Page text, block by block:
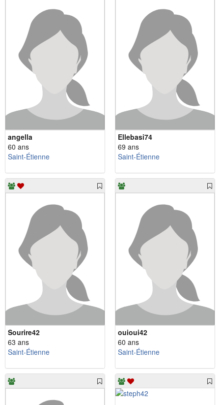
angella
60 ans
Saint-Étienne
Ellebasi74
69 ans
Saint-Étienne
Sourire42
63 ans
Saint-Étienne
ouioui42
60 ans
Saint-Étienne